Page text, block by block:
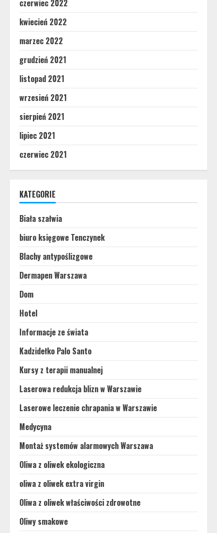
czerwiec 2022
kwiecień 2022
marzec 2022
grudzień 2021
listopad 2021
wrzesień 2021
sierpień 2021
lipiec 2021
czerwiec 2021
KATEGORIE
Biała szałwia
biuro księgowe Tenczynek
Blachy antypoślizgowe
Dermapen Warszawa
Dom
Hotel
Informacje ze świata
Kadzidełko Palo Santo
Kursy z terapii manualnej
Laserowa redukcja blizn w Warszawie
Laserowe leczenie chrapania w Warszawie
Medycyna
Montaż systemów alarmowych Warszawa
Oliwa z oliwek ekologiczna
oliwa z oliwek extra virgin
Oliwa z oliwek właściwości zdrowotne
Oliwy smakowe